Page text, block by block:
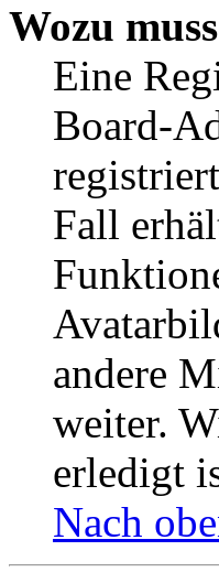
Wozu
Eine
Board-
Fall
andere
weiter.
erledigt
Nach